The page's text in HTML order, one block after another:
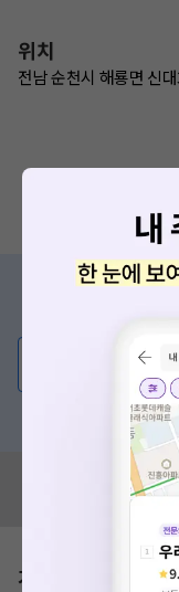
위치
전남 순천시 해룡면 신
💬 무엇이든 물어
혹은, 의료
혹시 잘못된 병
모두닥 팀에 알려주
가격표